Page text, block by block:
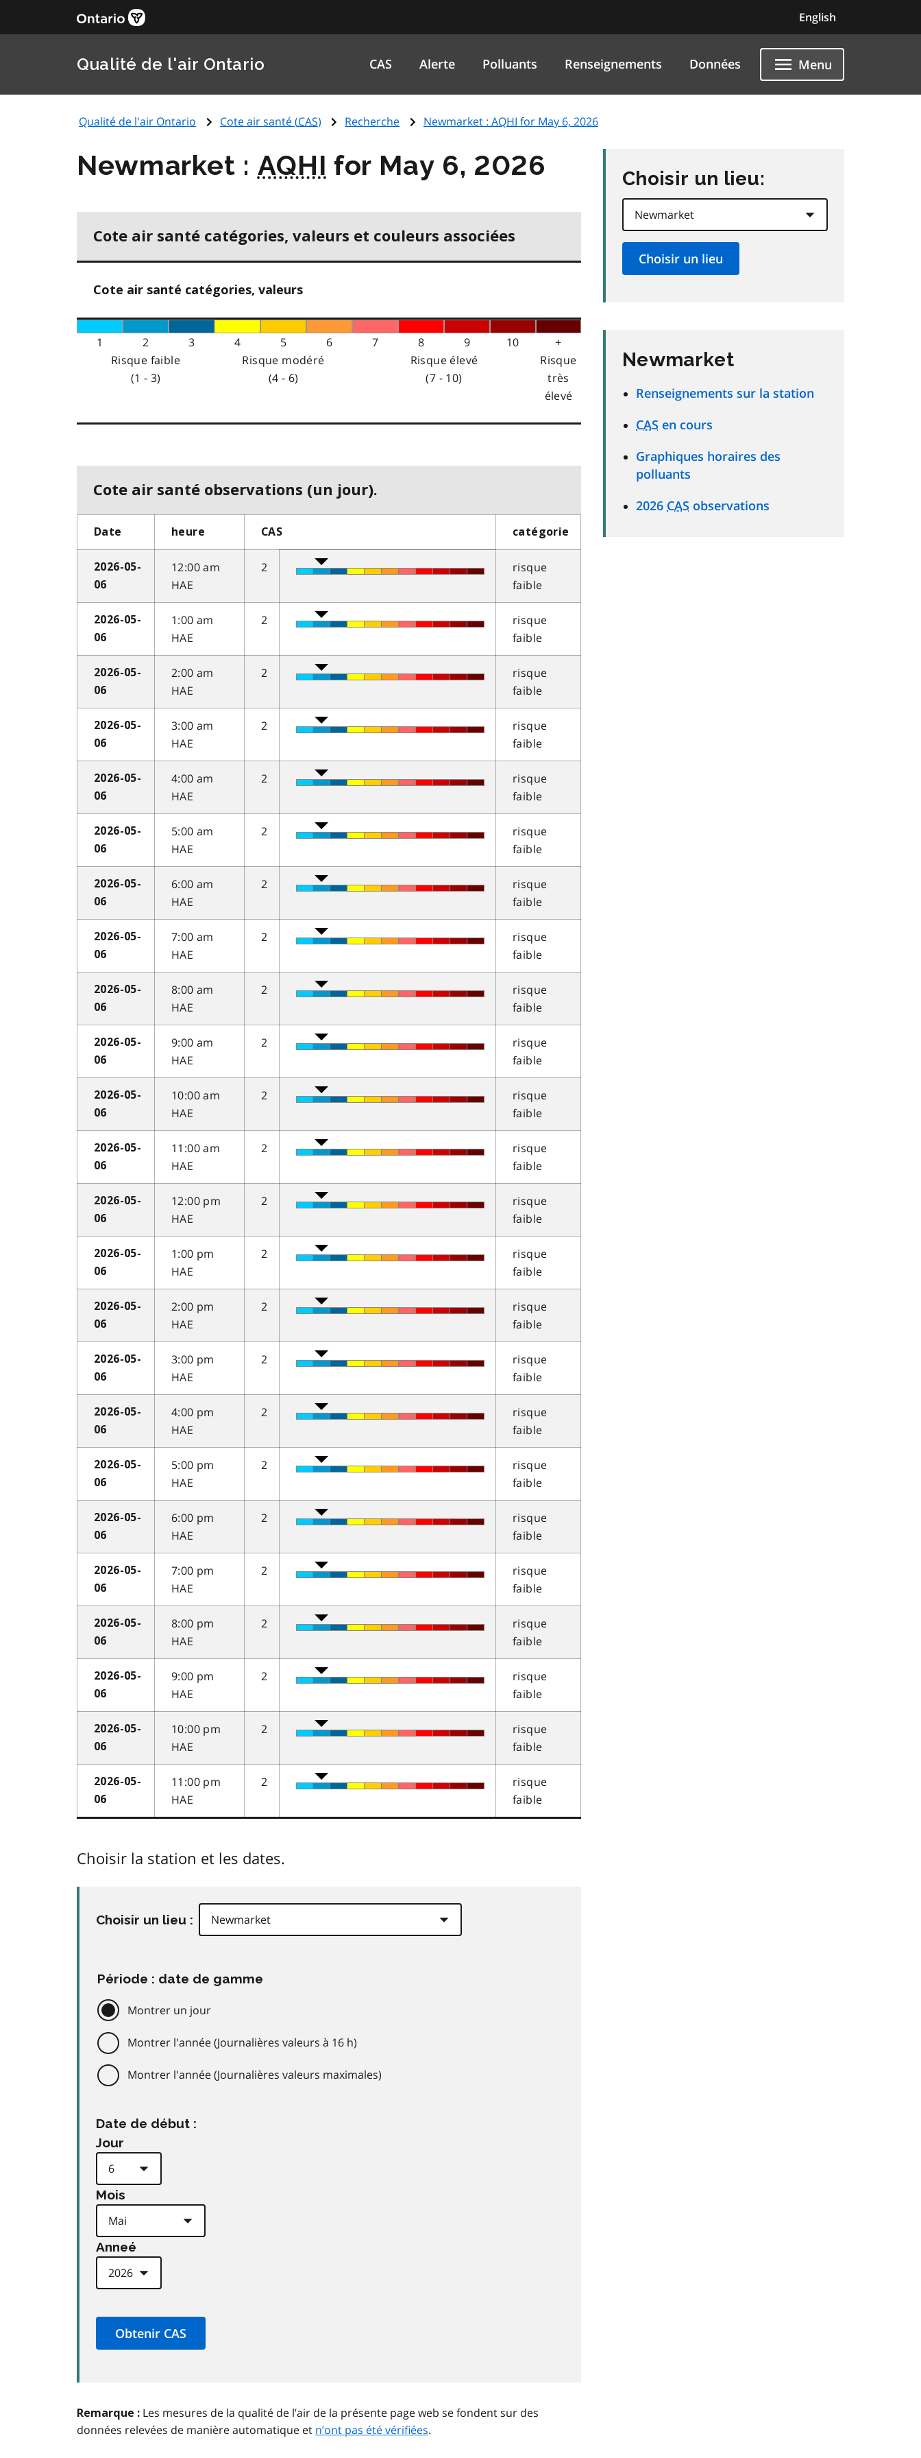
English
Qualité de l'air Ontario CAS Alerte Polluants Renseignements Données Menu
Qualité de l'air Ontario Cote air santé (CAS) Recherche Newmarket : AQHI for May 6, 2026
Newmarket : AQHI for May 6, 2026
Cote air santé catégories, valeurs et couleurs associées
Cote air santé catégories, valeurs
1 2 3 4 5 6 7 8 9 10
+
Risque faible
(1 - 3)
Risque modéré
(4 - 6)
Risque élevé
(7 - 10)
Risque
très
élevé
Cote air santé observations (un jour).
Date heure CAS catégorie
2026-05-
06
12:00 am
HAE
2
risque
faible
2026-05-
06
1:00 am
HAE
2
risque
faible
2026-05-
06
2:00 am
HAE
2
risque
faible
2026-05-
06
3:00 am
HAE
2
risque
faible
2026-05-
06
4:00 am
HAE
2
risque
faible
2026-05-
06
5:00 am
HAE
2
risque
faible
2026-05-
06
6:00 am
HAE
2
risque
faible
2026-05-
06
7:00 am
HAE
2
risque
faible
2026-05-
06
8:00 am
HAE
2
risque
faible
2026-05-
06
9:00 am
HAE
2
risque
faible
2026-05-
06
10:00 am
HAE
2
risque
faible
2026-05-
06
11:00 am
HAE
2
risque
faible
2026-05-
06
12:00 pm
HAE
2
risque
faible
2026-05-
06
1:00 pm
HAE
2
risque
faible
2026-05-
06
2:00 pm
HAE
2
risque
faible
2026-05-
06
3:00 pm
HAE
2
risque
faible
2026-05-
06
4:00 pm
HAE
2
risque
faible
2026-05-
06
5:00 pm
HAE
2
risque
faible
2026-05-
06
6:00 pm
HAE
2
risque
faible
2026-05-
06
7:00 pm
HAE
2
risque
faible
2026-05-
06
8:00 pm
HAE
2
risque
faible
2026-05-
06
9:00 pm
HAE
2
risque
faible
2026-05-
06
10:00 pm
HAE
2
risque
faible
2026-05-
06
11:00 pm
HAE
2
risque
faible
Choisir la station et les dates.
Choisir un lieu :
Période : date de gamme
Montrer un jour
Montrer l'année (Journalières valeurs à 16 h)
Montrer l'année (Journalières valeurs maximales)
Date de début :
Jour
Mois
Anneé
Remarque : Les mesures de la qualité de l’air de la présente page web se fondent sur des
données relevées de manière automatique et n’ont pas été vérifiées.
Choisir un lieu:
Newmarket
Renseignements sur la station
CAS en cours
Graphiques horaires des
polluants
2026 CAS observations